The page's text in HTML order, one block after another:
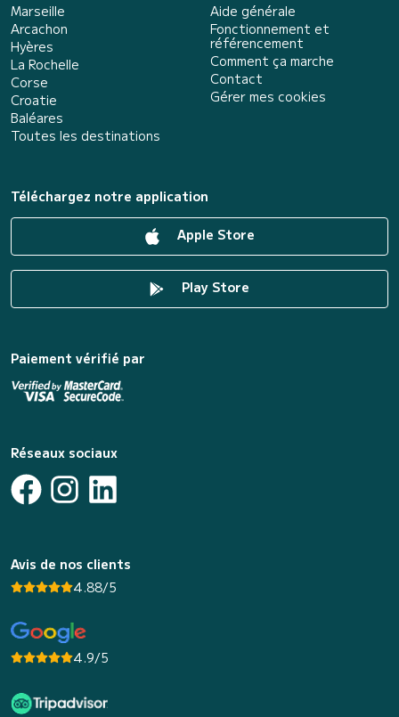
Marseille
Arcachon
Hyères
La Rochelle
Corse
Croatie
Baléares
Toutes les destinations
Aide générale
Fonctionnement et
référencement
Comment ça marche
Contact
Gérer mes cookies
Téléchargez notre application
Apple Store
Play Store
Paiement vérifié par
Réseaux sociaux
Avis de nos clients
4.88/5
4.9/5